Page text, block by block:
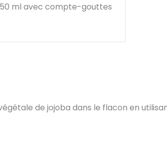
ml avec compte-gouttes
de jojoba dans le flacon en